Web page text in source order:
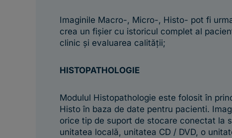
Imaginile Macro-, Micro-, Histo- pot fi
crea un fişier cu istoricul complet al
clinic și evaluarea calității;
HISTOPATHOLOGIE
Modulul Histopathologie este folosit în
Histo în baza de date pentru pacienti.
orice tip de suport de stocare conectat la
unitatea locală, unitatea CD / DVD, o